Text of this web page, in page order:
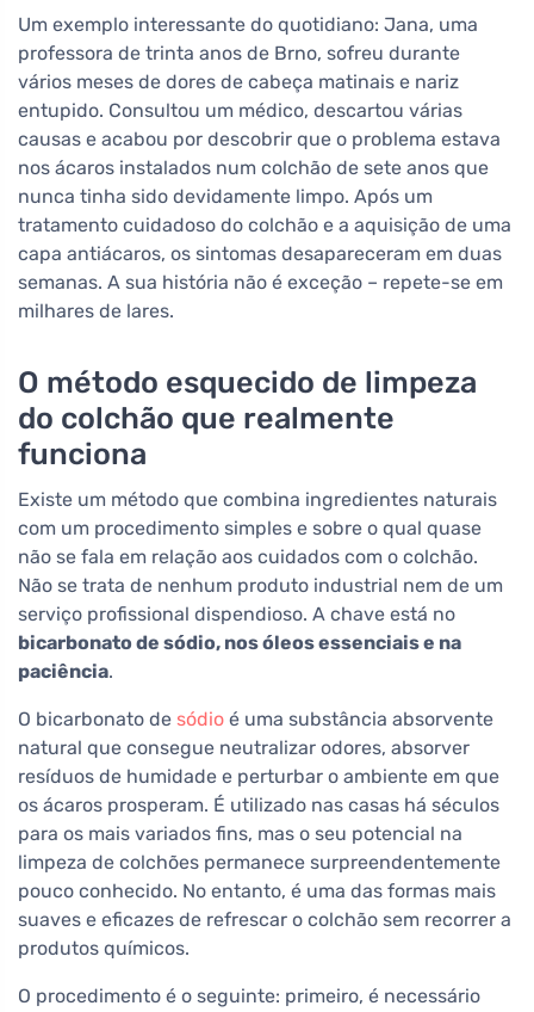
Um exemplo interessante do quotidiano: Jana, uma
professora de trinta anos de Brno, sofreu durante
vários meses de dores de cabeça matinais e nariz
entupido. Consultou um médico, descartou várias
causas e acabou por descobrir que o problema estava
nos ácaros instalados num colchão de sete anos que
nunca tinha sido devidamente limpo. Após um
tratamento cuidadoso do colchão e a aquisição de uma
capa antiácaros, os sintomas desapareceram em duas
semanas. A sua história não é exceção – repete-se em
milhares de lares.
O método esquecido de limpeza
do colchão que realmente
funciona
Existe um método que combina ingredientes naturais
com um procedimento simples e sobre o qual quase
não se fala em relação aos cuidados com o colchão.
Não se trata de nenhum produto industrial nem de um
serviço profissional dispendioso. A chave está no
bicarbonato de sódio, nos óleos essenciais e na
paciência.
O bicarbonato de sódio é uma substância absorvente
natural que consegue neutralizar odores, absorver
resíduos de humidade e perturbar o ambiente em que
os ácaros prosperam. É utilizado nas casas há séculos
para os mais variados fins, mas o seu potencial na
limpeza de colchões permanece surpreendentemente
pouco conhecido. No entanto, é uma das formas mais
suaves e eficazes de refrescar o colchão sem recorrer a
produtos químicos.
O procedimento é o seguinte: primeiro, é necessário